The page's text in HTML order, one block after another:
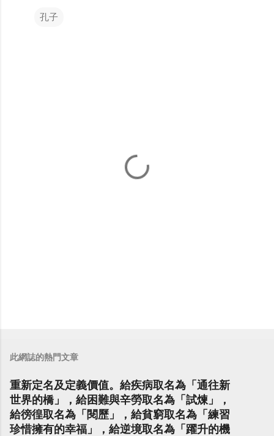
孔子
此網誌的熱門文章
重新定名及定義價值。給疾病取名為「通往新
世界的橋」，給困難與辛勞取名為「試煉」，
給徬徨取名為「閱歷」，給貧窮取名為「練習
珍惜擁有的幸福」，給逆境取名為「躍升的機